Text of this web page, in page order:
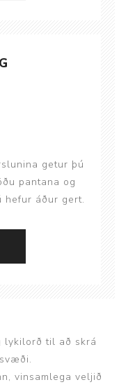
getur þú
pantana og
hefur áður gert.
lykilorð til að skrá
vinsamlega veljið